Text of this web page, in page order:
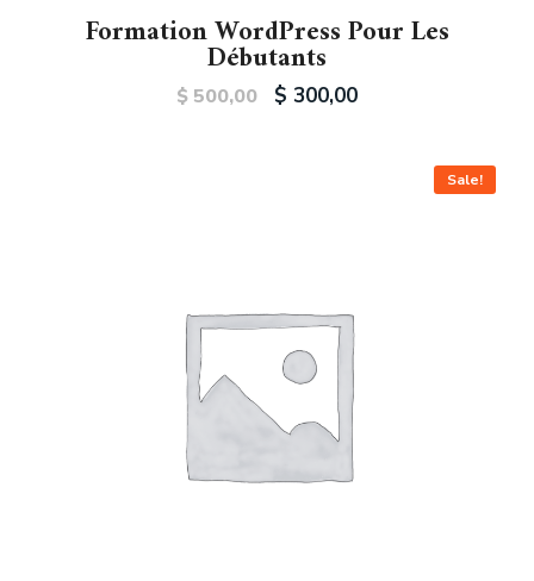
Formation WordPress Pour Les
Débutants
$ 500,00 $ 300,00
Sale!